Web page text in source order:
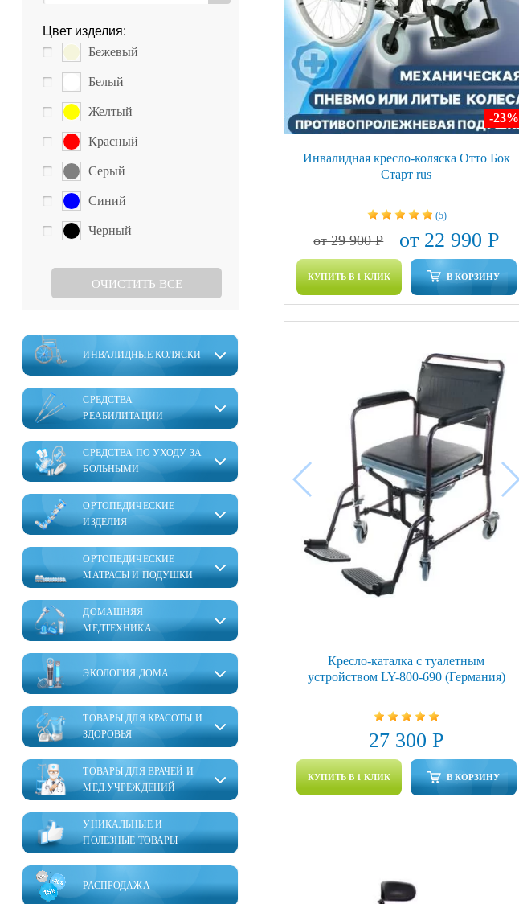
Цвет изделия:
Бежевый
Белый
Желтый
Красный
Серый
Синий
Черный
ОЧИСТИТЬ ВСЕ
ИНВАЛИДНЫЕ КОЛЯСКИ
СРЕДСТВА
РЕАБИЛИТАЦИИ
СРЕДСТВА ПО УХОДУ ЗА
БОЛЬНЫМИ
ОРТОПЕДИЧЕСКИЕ
ИЗДЕЛИЯ
ОРТОПЕДИЧЕСКИЕ
МАТРАСЫ И ПОДУШКИ
ДОМАШНЯЯ
МЕДТЕХНИКА
ЭКОЛОГИЯ ДОМА
ТОВАРЫ ДЛЯ КРАСОТЫ И
ЗДОРОВЬЯ
ТОВАРЫ ДЛЯ ВРАЧЕЙ И
МЕД.УЧРЕЖДЕНИЙ
УНИКАЛЬНЫЕ И
ПОЛЕЗНЫЕ ТОВАРЫ
РАСПРОДАЖА
-23%
Инвалидная кресло-коляска Отто Бок
Старт rus
(5)
от 29 900 Р от 22 990 Р
КУПИТЬ В 1 КЛИК В КОРЗИНУ
Кресло-каталка с туалетным
устройством LY-800-690 (Германия)
27 300 Р
КУПИТЬ В 1 КЛИК В КОРЗИНУ